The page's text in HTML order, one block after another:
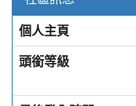
個人主頁
頭銜等級